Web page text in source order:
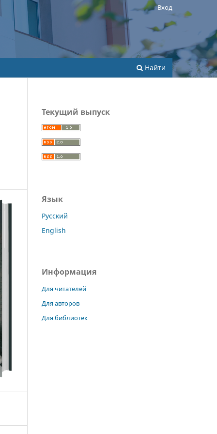
Найти
Вход
Текущий выпуск
Язык
Русский
English
Информация
Для читателей
Для авторов
Для библиотек